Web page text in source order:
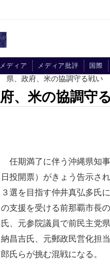
ディア メディア批評 国際
県、政府、米の協調守る戦い
、米の協調守
任期満了に伴う沖縄県知
日投開票）がきょう告示さ
３選を目指す仲井真弘多氏
の支援を受ける前那覇市長
氏、元参院議員で前民主党
納昌吉氏、元郵政民営化担
郎氏らが挑む混戦になる。